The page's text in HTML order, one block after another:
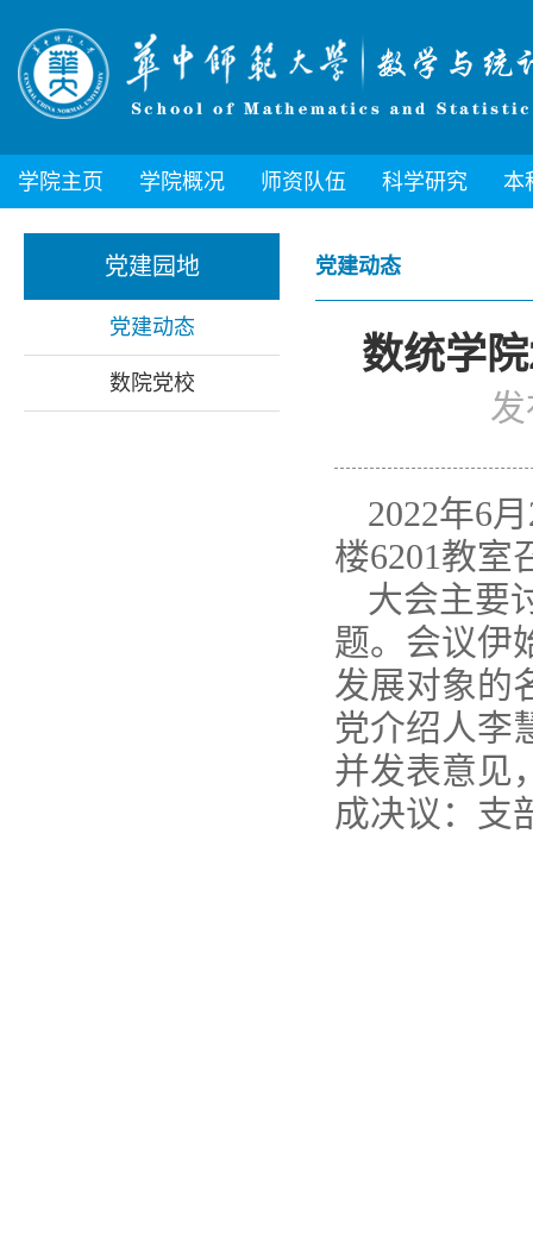
学院主页 学院概况 师资队伍 科学研究 本
党建园地
党建动态
数院党校
党建动态
数统学
2022年6
楼6201教室
大会主要
题。会议伊
发展对象的
党介绍人李
并发表意见
成决议：支